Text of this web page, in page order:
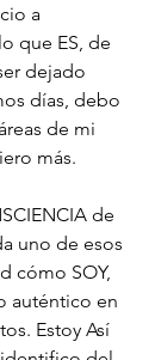
a
que ES, de
dejado
días, debo
de mi
más.
de
uno de esos
cómo SOY,
auténtico en
Estoy Así